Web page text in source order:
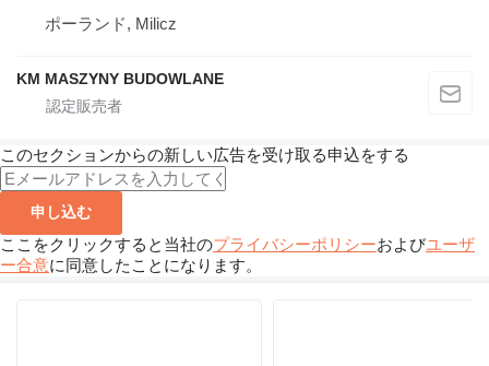
ポーランド, Milicz
KM MASZYNY BUDOWLANE
このセクションからの新しい広告を受け取る申込をする
申し込む
ここをクリックすると当社のプライバシーポリシーおよびユーザ
ー合意に同意したことになります。